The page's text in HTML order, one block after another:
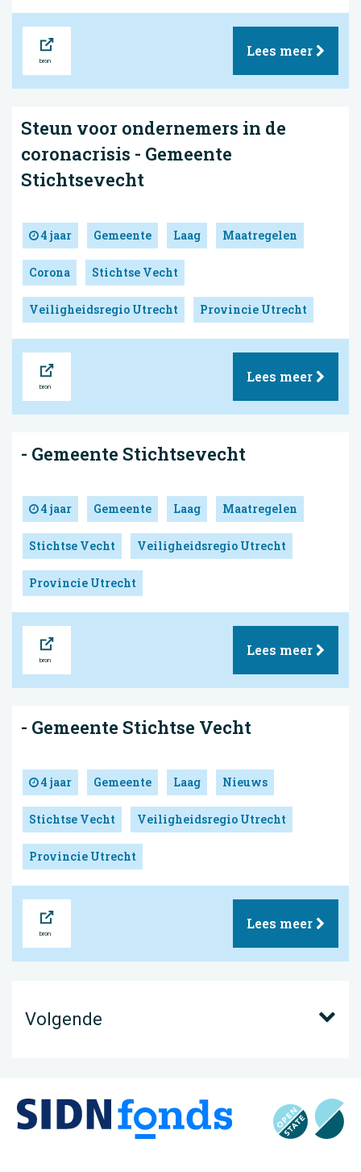
Lees meer
Steun voor ondernemers in de
coronacrisis - Gemeente
Stichtsevecht
4 jaar Gemeente Laag Maatregelen
Corona Stichtse Vecht
Veiligheidsregio Utrecht Provincie Utrecht
Lees meer
- Gemeente Stichtsevecht
4 jaar Gemeente Laag Maatregelen
Stichtse Vecht Veiligheidsregio Utrecht
Provincie Utrecht
Lees meer
- Gemeente Stichtse Vecht
4 jaar Gemeente Laag Nieuws
Stichtse Vecht Veiligheidsregio Utrecht
Provincie Utrecht
Lees meer
Volgende